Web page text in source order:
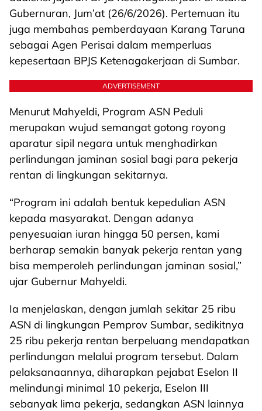
Gubernuran, Jum’at (26/6/2026). Pertemuan itu
juga membahas pemberdayaan Karang Taruna
sebagai Agen Perisai dalam memperluas
kepesertaan BPJS Ketenagakerjaan di Sumbar.
ADVERTISEMENT
Menurut Mahyeldi, Program ASN Peduli
merupakan wujud semangat gotong royong
aparatur sipil negara untuk menghadirkan
perlindungan jaminan sosial bagi para pekerja
rentan di lingkungan sekitarnya.
“Program ini adalah bentuk kepedulian ASN
kepada masyarakat. Dengan adanya
penyesuaian iuran hingga 50 persen, kami
berharap semakin banyak pekerja rentan yang
bisa memperoleh perlindungan jaminan sosial,”
ujar Gubernur Mahyeldi.
Ia menjelaskan, dengan jumlah sekitar 25 ribu
ASN di lingkungan Pemprov Sumbar, sedikitnya
25 ribu pekerja rentan berpeluang mendapatkan
perlindungan melalui program tersebut. Dalam
pelaksanaannya, diharapkan pejabat Eselon II
melindungi minimal 10 pekerja, Eselon III
sebanyak lima pekerja, sedangkan ASN lainnya